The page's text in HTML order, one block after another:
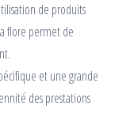
de produits
flore permet de
et une grande
des prestations